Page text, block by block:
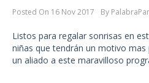
Posted On 16 Nov 2017 By
Listos para regalar sonrisas en
niñas que tendrán un motivo
un aliado a este maravilloso